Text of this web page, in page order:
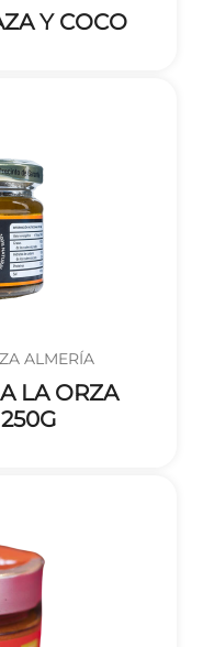
Y COCO
ALMERÍA
LA ORZA